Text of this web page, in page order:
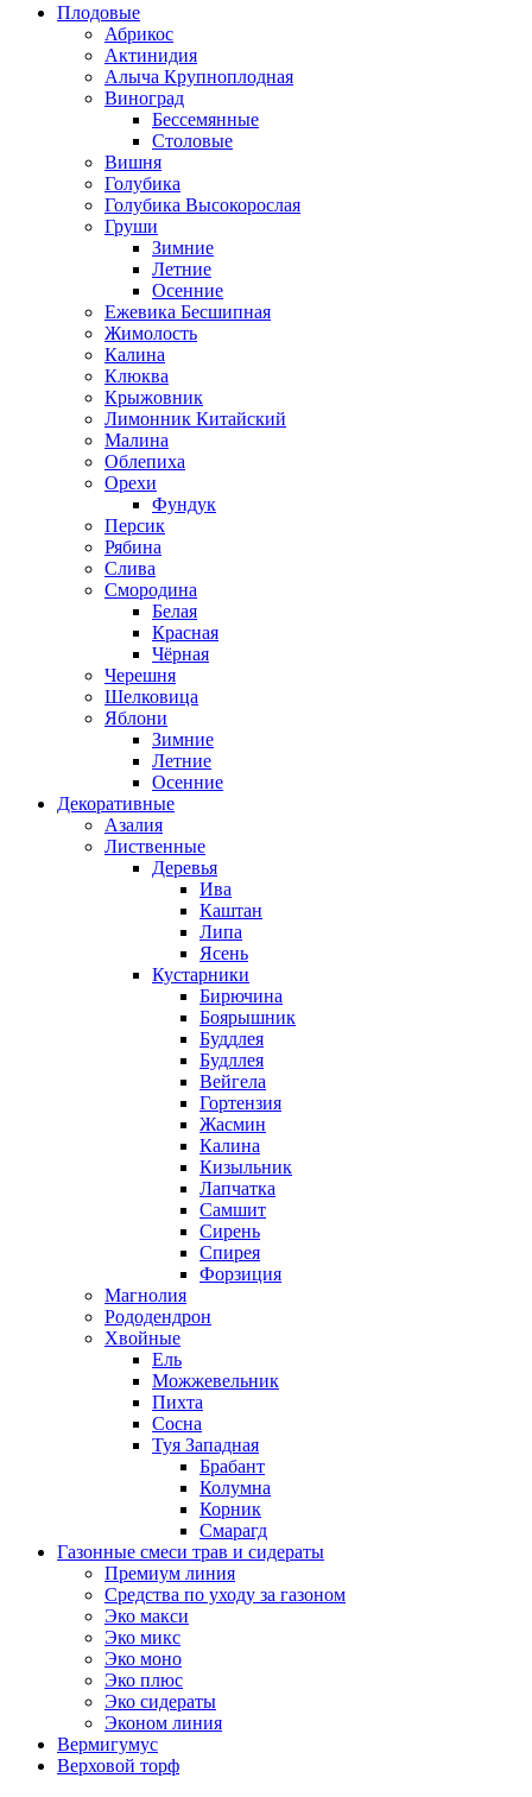
Плодовые
Абрикос
Актинидия
Алыча Крупноплодная
Виноград
Бессемянные
Столовые
Вишня
Голубика
Голубика Высокорослая
Груши
Зимние
Летние
Осенние
Ежевика Бесшипная
Жимолость
Калина
Клюква
Крыжовник
Лимонник Китайский
Малина
Облепиха
Орехи
Фундук
Персик
Рябина
Слива
Смородина
Белая
Красная
Чёрная
Черешня
Шелковица
Яблони
Зимние
Летние
Осенние
Декоративные
Азалия
Лиственные
Деревья
Ива
Каштан
Липа
Ясень
Кустарники
Бирючина
Боярышник
Буддлея
Будллея
Вейгела
Гортензия
Жасмин
Калина
Кизыльник
Лапчатка
Самшит
Сирень
Спирея
Форзиция
Магнолия
Рододендрон
Хвойные
Ель
Можжевельник
Пихта
Сосна
Туя Западная
Брабант
Колумна
Корник
Смарагд
Газонные смеси трав и сидераты
Премиум линия
Средства по уходу за газоном
Эко макси
Эко микс
Эко моно
Эко плюс
Эко сидераты
Эконом линия
Вермигумус
Верховой торф